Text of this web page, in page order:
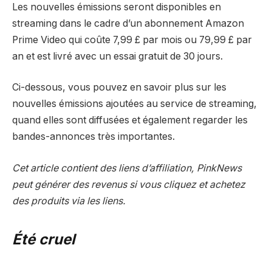
Les nouvelles émissions seront disponibles en
streaming dans le cadre d’un abonnement Amazon
Prime Video qui coûte 7,99 £ par mois ou 79,99 £ par
an et est livré avec un essai gratuit de 30 jours.
Ci-dessous, vous pouvez en savoir plus sur les
nouvelles émissions ajoutées au service de streaming,
quand elles sont diffusées et également regarder les
bandes-annonces très importantes.
Cet article contient des liens d’affiliation, PinkNews
peut générer des revenus si vous cliquez et achetez
des produits via les liens.
Été cruel